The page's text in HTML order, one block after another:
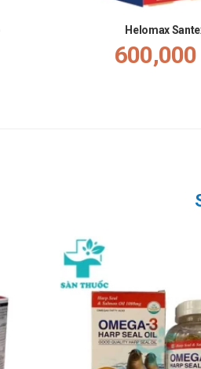
cách, chính xác và nhiệt tình
trường bao giá toàn quốc. Phí vận
Helomax